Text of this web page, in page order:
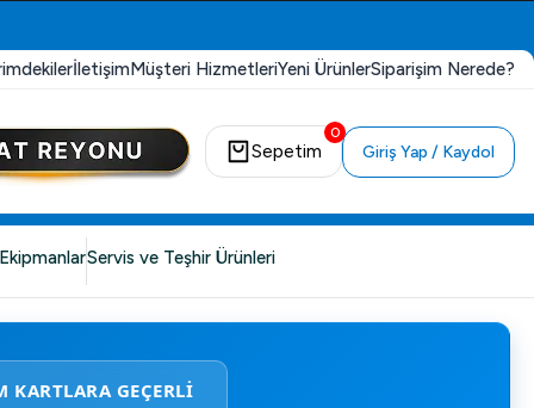
İletişimMüşteri HizmetleriYeni ÜrünlerSiparişim Nerede?
0
Sepetim Giriş Yap / Kaydol
Servis ve Teşhir Ürünleri
KARTLARA GEÇERLİ